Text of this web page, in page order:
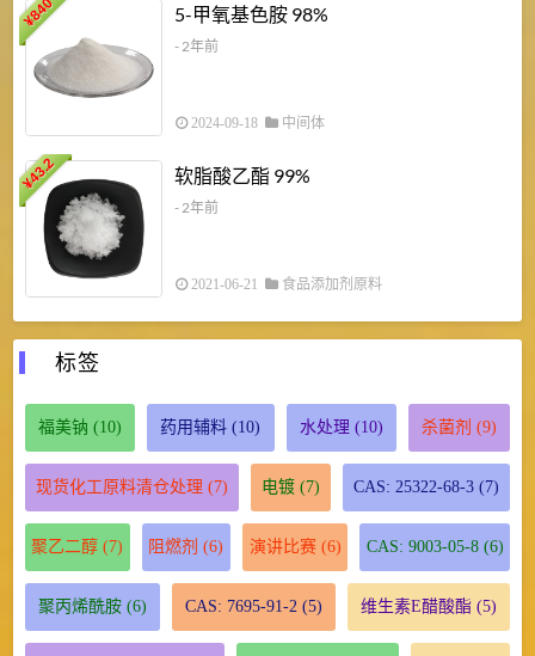
¥
840 5-甲氧基色胺 98%
- 2年前
2024-09-18 中间体
¥
43.2 软脂酸乙酯 99%
- 2年前
2021-06-21 食品添加剂原料
标签
福美钠 (10) 药用辅料 (10) 水处理 (10) 杀菌剂 (9)
现货化工原料清仓处理 (7) 电镀 (7) CAS: 25322-68-3 (7)
聚乙二醇 (7) 阻燃剂 (6) 演讲比赛(6) CAS: 9003-05-8(6)
聚丙烯酰胺(6) CAS: 7695-91-2 (5) 维生素E醋酸酯 (5)